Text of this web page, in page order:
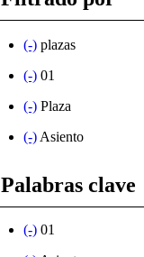
(-) plazas
(-) 01
(-) Plaza
(-) Asiento
Palabras clave
(-) 01